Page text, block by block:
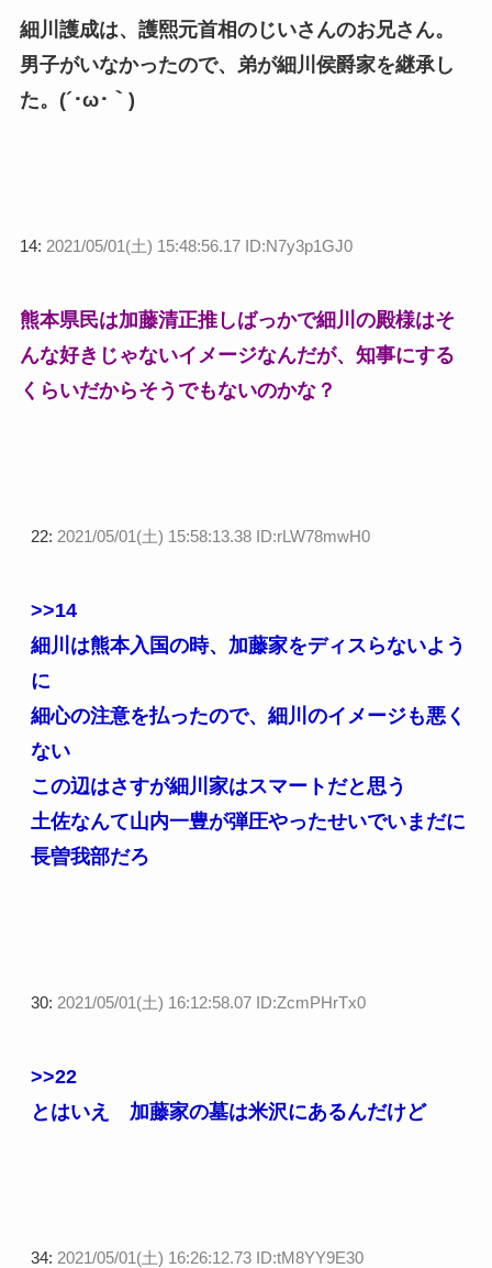
細川護成は、護熙元首相のじいさんのお兄さん。
男子がいなかったので、弟が細川侯爵家を継承し
た。(´･ω･｀)
14: 2021/05/01(土) 15:48:56.17 ID:N7y3p1GJ0
熊本県民は加藤清正推しばっかで細川の殿様はそ
んな好きじゃないイメージなんだが、知事にする
くらいだからそうでもないのかな？
22: 2021/05/01(土) 15:58:13.38 ID:rLW78mwH0
>>14
細川は熊本入国の時、加藤家をディスらないよう
に
細心の注意を払ったので、細川のイメージも悪く
ない
この辺はさすが細川家はスマートだと思う
土佐なんて山内一豊が弾圧やったせいでいまだに
長曽我部だろ
30: 2021/05/01(土) 16:12:58.07 ID:ZcmPHrTx0
>>22
とはいえ 加藤家の墓は米沢にあるんだけど
34: 2021/05/01(土) 16:26:12.73 ID:tM8YY9E30